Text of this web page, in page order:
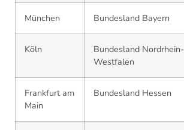
München Bundesland Bayern
Köln
Bundesland Nordrhein-
Westfalen
Frankfurt am
Main
Bundesland Hessen